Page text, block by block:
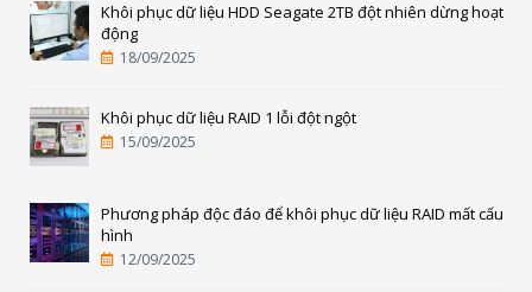
Khôi phục dữ liệu HDD Seagate 2TB đột nhiên dừng hoạt
động
18/09/2025
Khôi phục dữ liệu RAID 1 lỗi đột ngột
15/09/2025
Phương pháp độc đáo để khôi phục dữ liệu RAID mất cấu
hình
12/09/2025